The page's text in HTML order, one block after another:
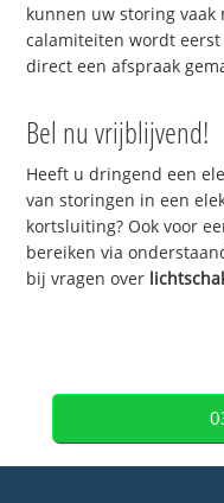
kunnen uw storing
calamiteiten wordt
direct een afspraak
Bel nu vrijblijvend!
Heeft u dringend een
van storingen in een
kortsluiting? Ook voor
bereiken via
bij vragen over